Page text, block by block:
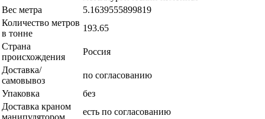
Вес метра
5.1639555899819
Количество метров
в тонне
193.65
Страна
происхождения
Россия
Доставка/
самовывоз
по согласованию
Упаковка
без
Доставка краном
есть по согласованию